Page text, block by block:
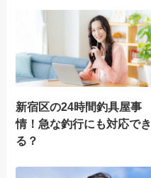
新宿区の24時間釣具屋事
情！急な釣行にも対応でき
る？